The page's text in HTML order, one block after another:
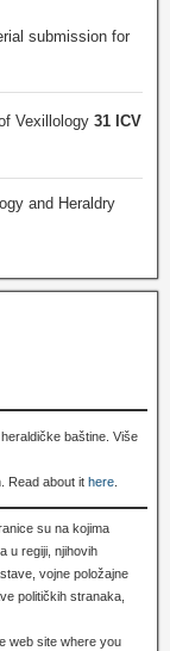
submission for
Vexillology 31 ICV
and Heraldry
baštine. Više
Read about it here
su na kojima
u regiji, njihovih
vojne položajne
političkih stranaka,
web site where you